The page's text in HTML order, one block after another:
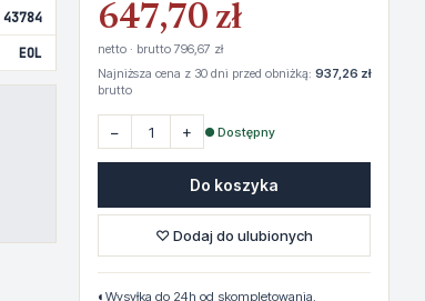
43784
EOL
647,70 zł
netto · brutto 796,67 zł
Najniższa cena z 30 dni przed obniżką: 937,26 zł
brutto
− + ● Dostępny
Do koszyka
♡ Dodaj do ulubionych
◐ Wysyłka do 24h od skompletowania.